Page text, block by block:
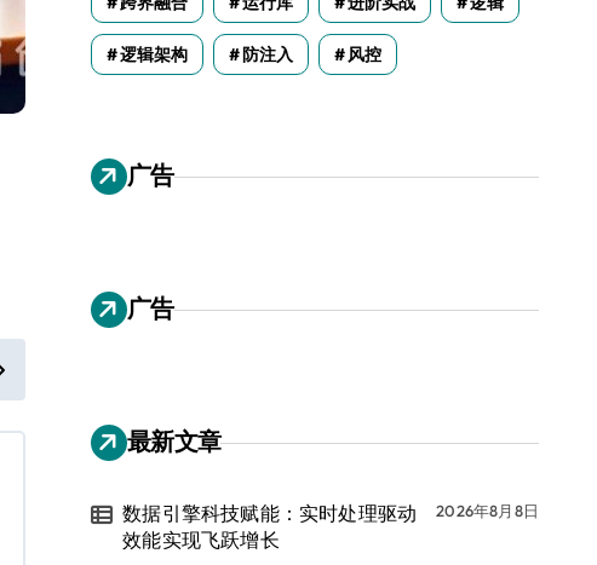
逻辑架构 防注入 风控
广告
广告
最新文章
数据引擎科技赋能：实时处理驱动
效能实现飞跃增长
2026年8月8日